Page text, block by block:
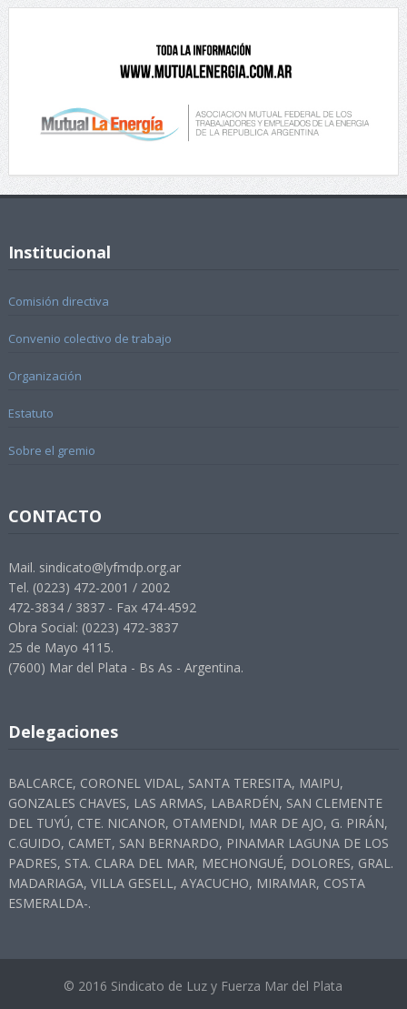
Institucional
Comisión directiva
Convenio colectivo de trabajo
Organización
Estatuto
Sobre el gremio
CONTACTO
Mail. sindicato@lyfmdp.org.ar
Tel. (0223) 472-2001 / 2002
472-3834 / 3837 - Fax 474-4592
Obra Social: (0223) 472-3837
25 de Mayo 4115.
(7600) Mar del Plata - Bs As - Argentina.
Delegaciones
BALCARCE, CORONEL VIDAL, SANTA TERESITA, MAIPU,
GONZALES CHAVES, LAS ARMAS, LABARDÉN, SAN CLEMENTE
DEL TUYÚ, CTE. NICANOR, OTAMENDI, MAR DE AJO, G. PIRÁN,
C.GUIDO, CAMET, SAN BERNARDO, PINAMAR LAGUNA DE LOS
PADRES, STA. CLARA DEL MAR, MECHONGUÉ, DOLORES, GRAL.
MADARIAGA, VILLA GESELL, AYACUCHO, MIRAMAR, COSTA
ESMERALDA-.
© 2016 Sindicato de Luz y Fuerza Mar del Plata